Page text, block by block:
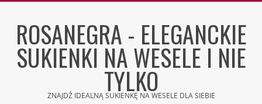
contentROSANEGRA - ELEGANCKIE
SUKIENKI NA WESELE I NIE
TYLKO
ZNAJDŹ IDEALNĄ SUKIENKĘ NA WESELE DLA SIEBIE